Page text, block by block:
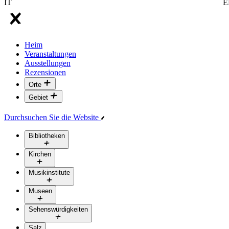
IT
Heim
Veranstaltungen
Ausstellungen
Rezensionen
Orte
Gebiet
Durchsuchen Sie die Website
Bibliotheken
Kirchen
Musikinstitute
Museen
Sehenswürdigkeiten